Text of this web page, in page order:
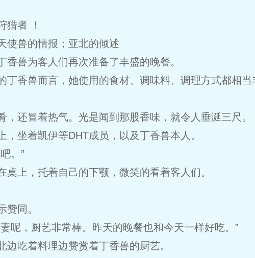
猎者 ！
使兽的情报；亚北的倾述
香兽为客人们再次准备了丰盛的晚餐。
丁香兽而言，她使用的食材、调味料、调理方式都相
，还冒着热气。光是闻到那股香味，就令人垂涎三尺。
，坐着凯伊等DHT成员，以及丁香兽本人。
。”
桌上，托着自己的下颚，微笑的看着客人们。
赞同。
呢，厨艺非常棒。昨天的晚餐也和今天一样好吃。”
边吃着料理边赞赏着丁香兽的厨艺。